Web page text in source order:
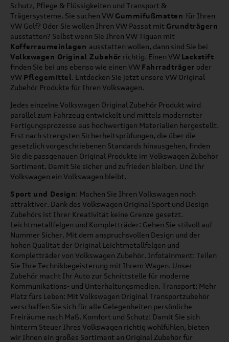
Schutz, Pflege & Flüssigkeiten und Transport &
Trägersysteme. Sie suchen VW Gummifußmatten für Ihren
VW Golf? Oder Sie wollen Ihren VW Passat mit Grundträgern
ausstatten? Selbst wenn Sie Ihren VW Tiguan mit
Kofferraumeinlagen ausstatten wollen, dann sind Sie bei
Volkswagen Original Zubehör richtig. Einen VW Lackstift
finden Sie bei uns ebenso wie einen VW Fahrradträger oder
VW Pflegemittel. Entdecken Sie jetzt unsere VW Original
Zubehör Produkte für Ihren Volkswagen.
Jedes einzelne Volkswagen Original Zubehör Produkt wird
parallel zum Fahrzeug entwickelt und mittels modernster
Fertigungsprozesse aus hochwertigen Materialien hergestellt.
Erst nach strengsten Sicherheitsprüfungen, die über die
gesetzlich vorgeschriebenen Standards hinausgehen, finden
Sie die passgenauen Original Produkte im Volkswagen Zubehör
Sortiment. Damit Sie sicher und zufrieden bleiben. Und Ihr
Volkswagen ein Volkswagen bleibt.
Sport und Design: Machen Sie Ihren Volkswagen noch
attraktiver. Dank des Volkswagen Original Sport und Design
Zubehörs ist Ihrer Kreativität keine Grenze gesetzt.
Leichtmetallfelgen und Kompletträder: Gehen Sie stilvoll auf
Nummer Sicher. Mit dem anspruchsvollen Design und der
hohen Qualität der Original Leichtmetallfelgen und
Kompletträder von Volkswagen Zubehör. Infotainment: Teilen
Sie Ihre Technikbegeisterung mit Ihrem Wagen. Unser
Zubehör macht Ihr Auto zur Schnittstelle für moderne
Kommunikations- und Unterhaltungsmedien. Transport: Mehr
Platz fürs Leben: Mit Volkswagen Original Transportzubehör
verschaffen Sie sich für alle Gelegenheiten persönliche
Freiräume nach Maß. Komfort und Schutz: Damit Sie sich
hinterm Steuer Ihres Volkswagen richtig wohlfühlen, bieten
wir Ihnen ein großes Sortiment an Original Zubehör für